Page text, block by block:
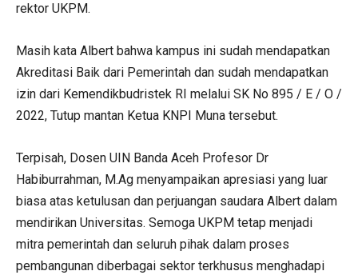
rektor UKPM.
Masih kata Albert bahwa kampus ini sudah mendapatkan
Akreditasi Baik dari Pemerintah dan sudah mendapatkan
izin dari Kemendikbudristek RI melalui SK No 895 / E / O /
2022, Tutup mantan Ketua KNPI Muna tersebut.
Terpisah, Dosen UIN Banda Aceh Profesor Dr
Habiburrahman, M.Ag menyampaikan apresiasi yang luar
biasa atas ketulusan dan perjuangan saudara Albert dalam
mendirikan Universitas. Semoga UKPM tetap menjadi
mitra pemerintah dan seluruh pihak dalam proses
pembangunan diberbagai sektor terkhusus menghadapi